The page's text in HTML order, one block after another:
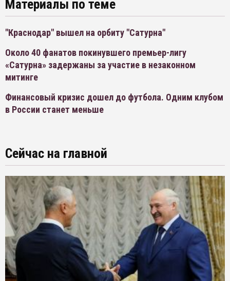
Материалы по теме
"Краснодар" вышел на орбиту "Сатурна"
Около 40 фанатов покинувшего премьер-лигу
«Сатурна» задержаны за участие в незаконном
митинге
Финансовый кризис дошел до футбола. Одним клубом
в России станет меньше
Сейчас на главной